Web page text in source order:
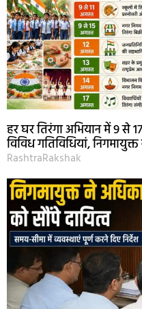
हर घर तिरंगा अभियान में 9 से
विविध गतिविधियां,
RashtraRakshak